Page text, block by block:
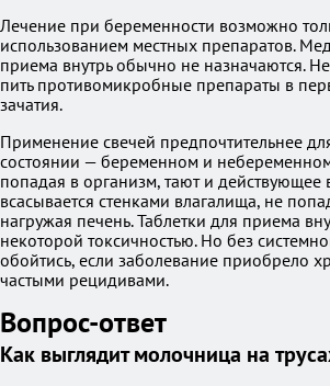
Лечение при беременности возможно
использованием местных препаратов.
приема внутрь обычно не назначаются.
пить противомикробные препараты в
зачатия.
Применение свечей предпочтительнее
состоянии — беременном и
попадая в организм, тают и действующее
всасывается стенками влагалища, не
нагружая печень. Таблетки для приема
некоторой токсичностью. Но без
обойтись, если заболевание приобрело
частыми рецидивами.
Вопрос-ответ
Как выглядит молочница на